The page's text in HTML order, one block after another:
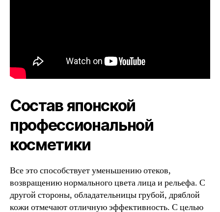
Состав японской
профессиональной
косметики
Все это способствует уменьшению отеков,
возвращению нормального цвета лица и рельефа. С
другой стороны, обладательницы грубой, дряблой
кожи отмечают отличную эффективность. С целью